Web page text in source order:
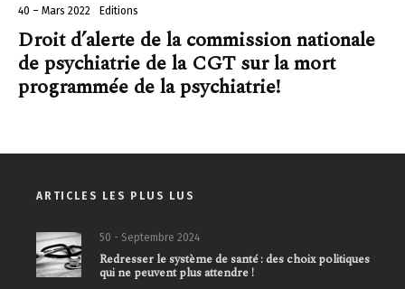
40 – Mars 2022 Editions
Droit d’alerte de la commission nationale
de psychiatrie de la CGT sur la mort
programmée de la psychiatrie!
ARTICLES LES PLUS LUS
50 - Septembre 2024
Redresser le système de santé : des choix politiques
qui ne peuvent plus attendre !